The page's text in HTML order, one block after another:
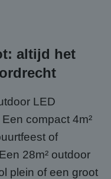
altijd het
LED
compact 4m²
of
28m² outdoor
plein of een groot